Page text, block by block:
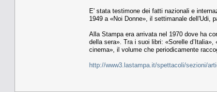
E' stata testimone dei fatti nazionali e
1949 a «Noi Donne», il settimanale dell'Udi,
Alla Stampa era arrivata nel 1970 dove ha
della sera». Tra i suoi libri: «Sorelle
cinema», il volume che periodicamente
http://www3.lastampa.it/spettacoli/sezioni/